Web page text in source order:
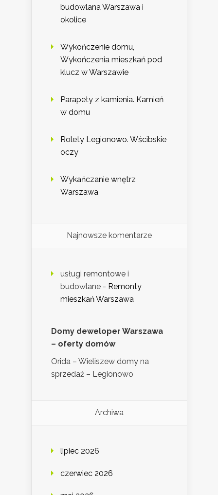
budowlana Warszawa i
okolice
Wykończenie domu,
Wykończenia mieszkań pod
klucz w Warszawie
Parapety z kamienia. Kamień
w domu
Rolety Legionowo. Wścibskie
oczy
Wykańczanie wnętrz
Warszawa
Najnowsze komentarze
usługi remontowe i
budowlane - Remonty
mieszkań Warszawa
Domy deweloper Warszawa
– oferty domów
Orida – Wieliszew domy na
sprzedaż – Legionowo
Archiwa
lipiec 2026
czerwiec 2026